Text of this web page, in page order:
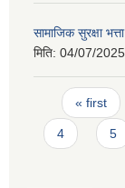
सामाजिक सुरक्षा
मिति: 04/07/
Pages
« first
4 5